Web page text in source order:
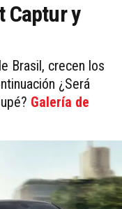
Captur y
Brasil, crecen los
¿Será
Galería de